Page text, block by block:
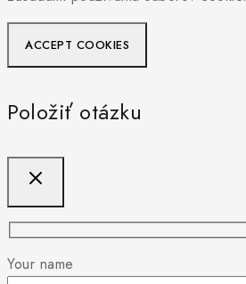
ACCEPT COOKIES
Položiť otázku
Your name